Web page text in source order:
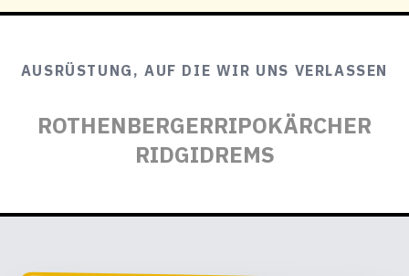
AUSRÜSTUNG, AUF DIE WIR UNS VERLASSEN
ROTHENBERGERRIPOKÄRCHER
RIDGIDREMS